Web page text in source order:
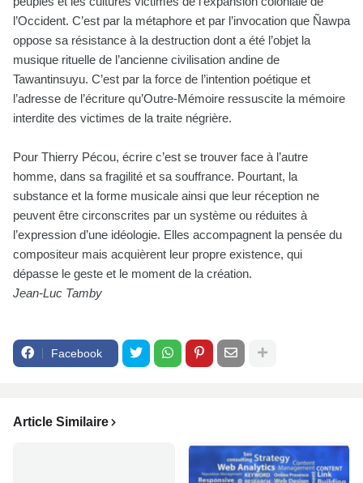
l’Occident. C’est par la métaphore et par l’invocation que Ñawpa
oppose sa résistance à la destruction dont a été l’objet la
musique rituelle de l’ancienne civilisation andine de
Tawantinsuyu. C’est par la force de l’intention poétique et
l’adresse de l’écriture qu’Outre-Mémoire ressuscite la mémoire
interdite des victimes de la traite négrière.
Pour Thierry Pécou, écrire c’est se trouver face à l’autre
homme, dans sa fragilité et sa souffrance. Pourtant, la
substance et la forme musicale ainsi que leur réception ne
peuvent être circonscrites par un système ou réduites à
l’expression d’une idéologie. Elles accompagnent la pensée du
compositeur mais acquièrent leur propre existence, qui
dépasse le geste et le moment de la création.
Jean-Luc Tamby
Facebook
Article Similaire